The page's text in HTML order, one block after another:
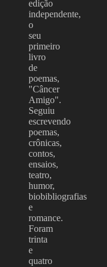
edição
independente,
o
seu
primeiro
livro
de
poemas,
"Câncer
Amigo".
Seguiu
escrevendo
poemas,
crônicas,
contos,
ensaios,
teatro,
humor,
biobibliografias
e
romance.
Foram
trinta
e
quatro